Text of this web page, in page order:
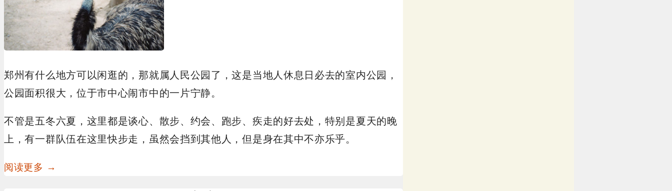
郑州有什么地方可以闲逛的，那就属人民公园了，这是当地人休息日必去的室内公园，
公园面积很大，位于市中心闹市中的一片宁静。
不管是五冬六夏，这里都是谈心、散步、约会、跑步、疾走的好去处，特别是夏天的晚
上，有一群队伍在这里快步走，虽然会挡到其他人，但是身在其中不亦乐乎。
阅读更多 →